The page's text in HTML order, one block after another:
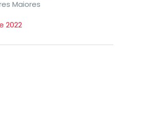
Maiores
2022